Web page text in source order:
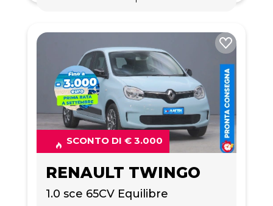
SCONTO DI € 3.000
RENAULT TWINGO
1.0 sce 65CV Equilibre